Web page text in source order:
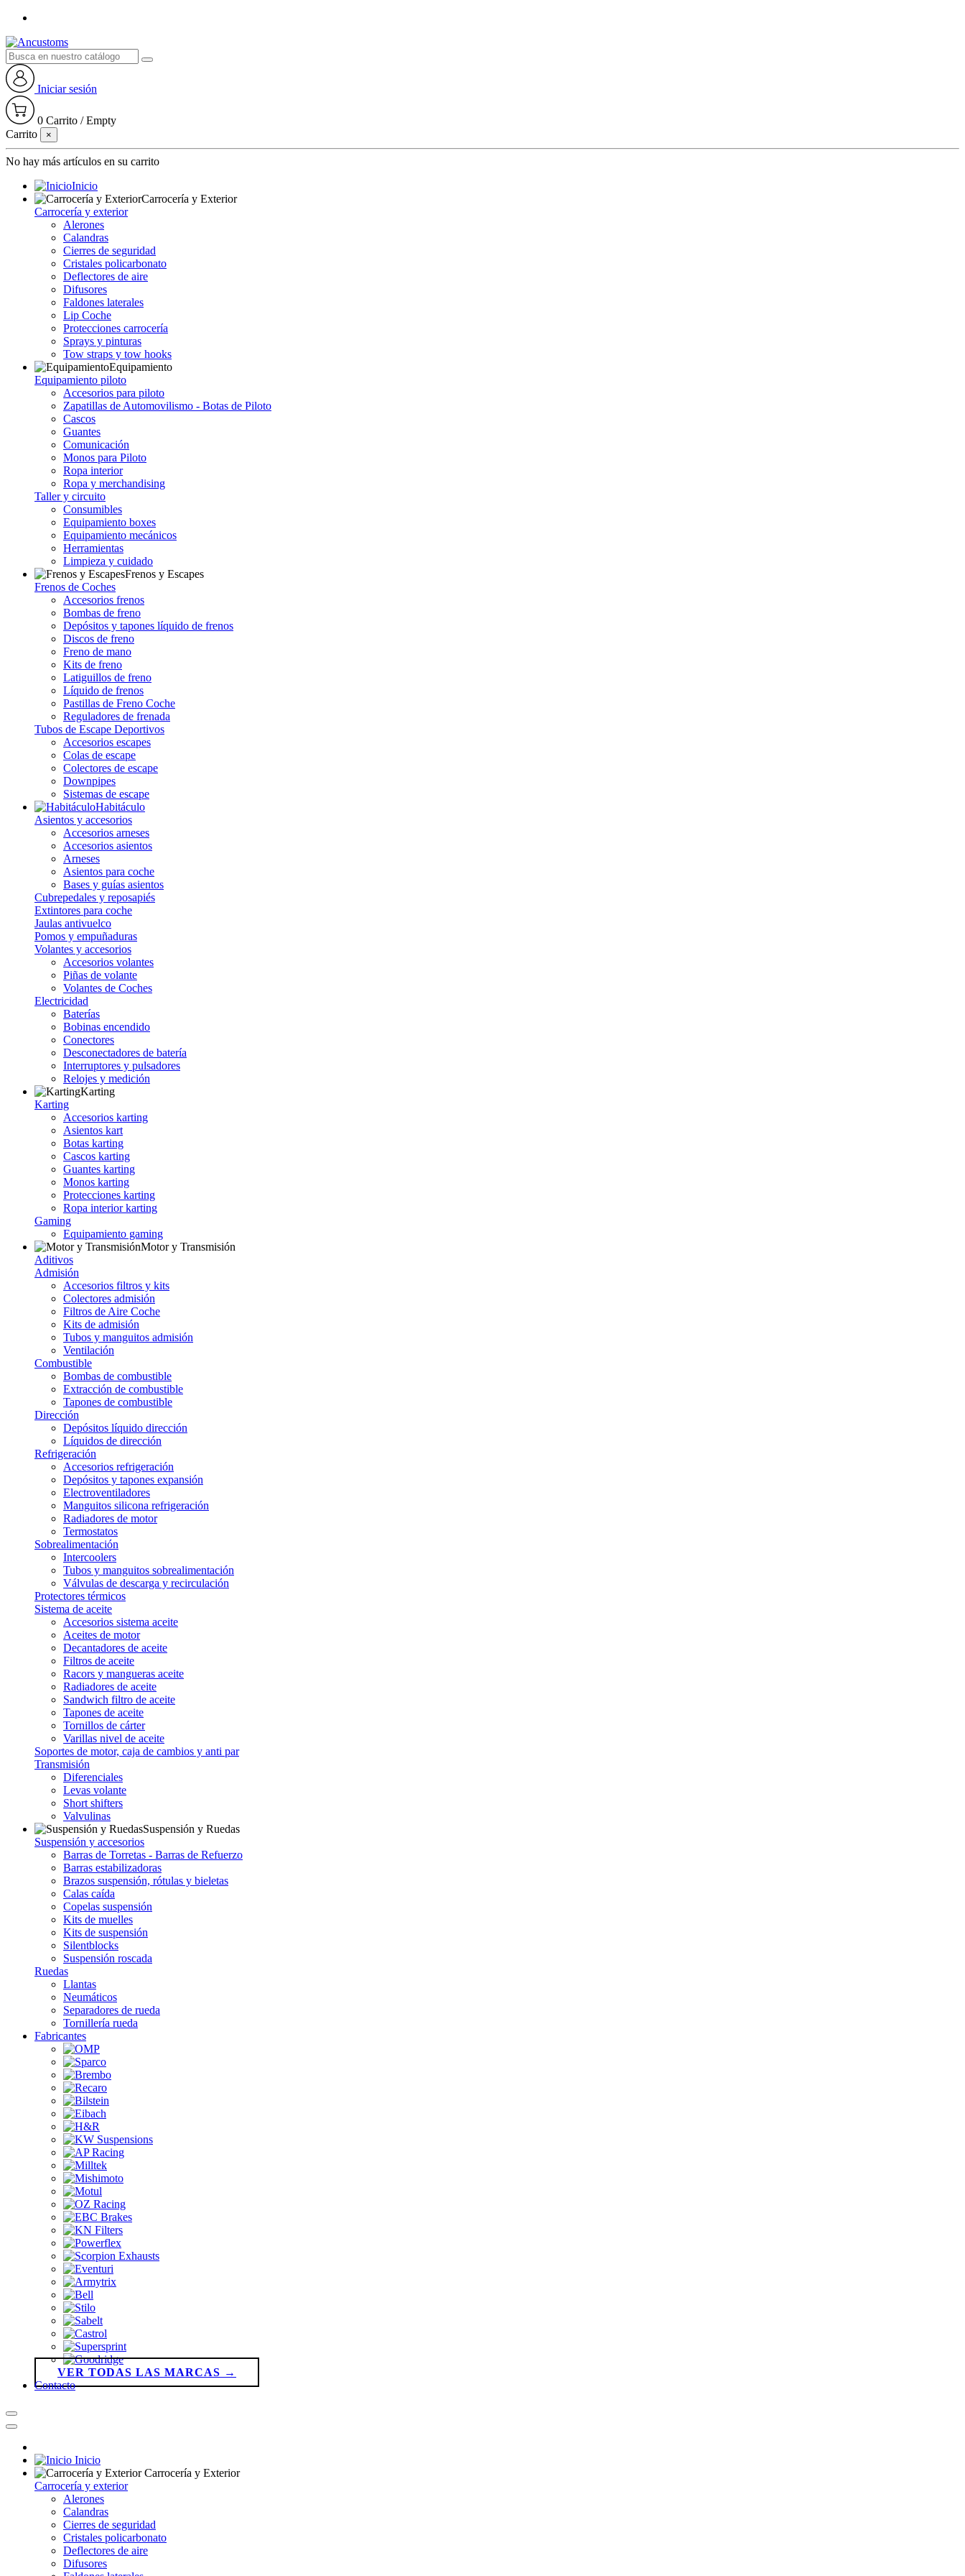
Iniciar sesión
0 Carrito /Empty
Carrito
×
No hay más artículos en su carrito
Inicio
Carrocería y Exterior
Carrocería y exterior
Alerones
Calandras
Cierres de seguridad
Cristales policarbonato
Deflectores de aire
Difusores
Faldones laterales
Lip Coche
Protecciones carrocería
Sprays y pinturas
Tow straps y tow hooks
Equipamiento
Equipamiento piloto
Accesorios para piloto
Zapatillas de Automovilismo - Botas de Piloto
Cascos
Guantes
Comunicación
Monos para Piloto
Ropa interior
Ropa y merchandising
Taller y circuito
Consumibles
Equipamiento boxes
Equipamiento mecánicos
Herramientas
Limpieza y cuidado
Frenos y Escapes
Frenos de Coches
Accesorios frenos
Bombas de freno
Depósitos y tapones líquido de frenos
Discos de freno
Freno de mano
Kits de freno
Latiguillos de freno
Líquido de frenos
Pastillas de Freno Coche
Reguladores de frenada
Tubos de Escape Deportivos
Accesorios escapes
Colas de escape
Colectores de escape
Downpipes
Sistemas de escape
Habitáculo
Asientos y accesorios
Accesorios arneses
Accesorios asientos
Arneses
Asientos para coche
Bases y guías asientos
Cubrepedales y reposapiés
Extintores para coche
Jaulas antivuelco
Pomos y empuñaduras
Volantes y accesorios
Accesorios volantes
Piñas de volante
Volantes de Coches
Electricidad
Baterías
Bobinas encendido
Conectores
Desconectadores de batería
Interruptores y pulsadores
Relojes y medición
Karting
Karting
Accesorios karting
Asientos kart
Botas karting
Cascos karting
Guantes karting
Monos karting
Protecciones karting
Ropa interior karting
Gaming
Equipamiento gaming
Motor y Transmisión
Aditivos
Admisión
Accesorios filtros y kits
Colectores admisión
Filtros de Aire Coche
Kits de admisión
Tubos y manguitos admisión
Ventilación
Combustible
Bombas de combustible
Extracción de combustible
Tapones de combustible
Dirección
Depósitos líquido dirección
Líquidos de dirección
Refrigeración
Accesorios refrigeración
Depósitos y tapones expansión
Electroventiladores
Manguitos silicona refrigeración
Radiadores de motor
Termostatos
Sobrealimentación
Intercoolers
Tubos y manguitos sobrealimentación
Válvulas de descarga y recirculación
Protectores térmicos
Sistema de aceite
Accesorios sistema aceite
Aceites de motor
Decantadores de aceite
Filtros de aceite
Racors y mangueras aceite
Radiadores de aceite
Sandwich filtro de aceite
Tapones de aceite
Tornillos de cárter
Varillas nivel de aceite
Soportes de motor, caja de cambios y anti par
Transmisión
Diferenciales
Levas volante
Short shifters
Valvulinas
Suspensión y Ruedas
Suspensión y accesorios
Barras de Torretas - Barras de Refuerzo
Barras estabilizadoras
Brazos suspensión, rótulas y bieletas
Calas caída
Copelas suspensión
Kits de muelles
Kits de suspensión
Silentblocks
Suspensión roscada
Ruedas
Llantas
Neumáticos
Separadores de rueda
Tornillería rueda
Fabricantes
VER TODAS LAS MARCAS →
Contacto
Inicio
Carrocería y Exterior
Carrocería y exterior
Alerones
Calandras
Cierres de seguridad
Cristales policarbonato
Deflectores de aire
Difusores